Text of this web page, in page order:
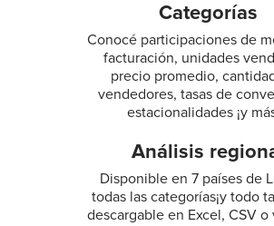
Categorías
Conocé participaciones de
facturación, unidades
precio promedio,
vendedores, tasas de
estacionalidades ¡y
Análisis
Disponible en 7 países de
todas las categorías¡y todo
descargable en Excel, CSV o